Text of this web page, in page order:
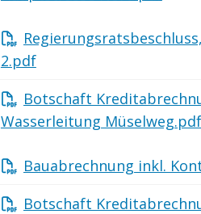
2.pdf
Botschaft
Wasserleitung Müselweg.pdf
Bauabrechnung inkl.
Botschaft